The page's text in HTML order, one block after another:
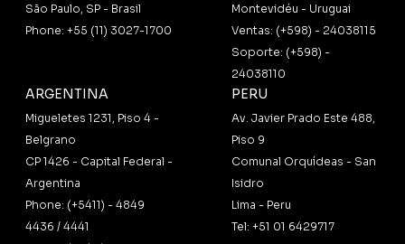
São Paulo, SP - Brasil
Phone: +55 (11) 3027-1700
Montevidéu - Uruguai
Ventas: (+598) - 24038115
Soporte: (+598) -
24038110
ARGENTINA
Migueletes 1231, Piso 4 -
Belgrano
CP 1426 - Capital Federal -
Argentina
Phone: (+5411) - 4849
4436 / 4441
PERU
Av. Javier Prado Este 488,
Piso 9
Comunal Orquídeas - San
Isidro
Lima - Peru
Tel: +51 01 6429717